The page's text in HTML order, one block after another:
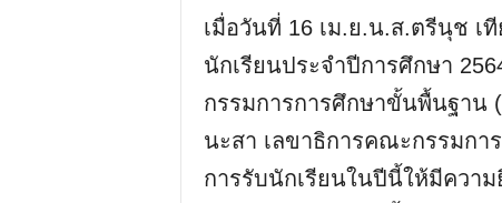
เมื่อวันที่ 16 เม.ย.น.ส.ตรีนุช เ
นักเรียนประจำปีการศึกษา
กรรมการการศึกษาขั้นพื้นฐาน
นะสา เลขาธิการคณะกรรมก
การรับนักเรียนในปีนี้ให้มีควา